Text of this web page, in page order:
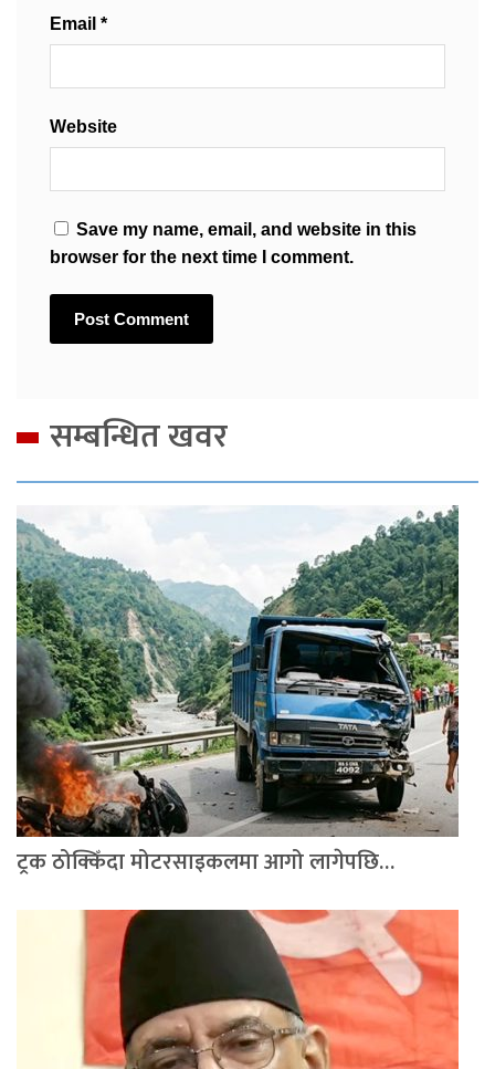
Email *
Website
Save my name, email, and website in this
browser for the next time I comment.
सम्बन्धित खवर
ट्रक ठोक्किँदा मोटरसाइकलमा आगो लागेपछि…